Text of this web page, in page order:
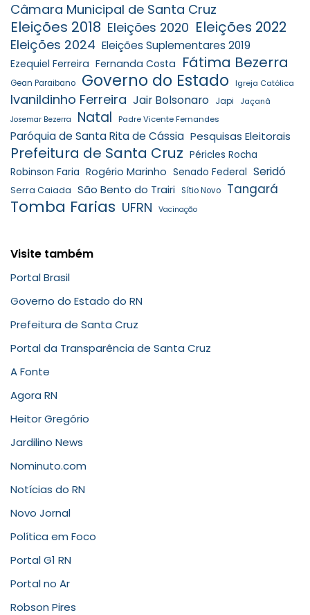
Câmara Municipal de Santa Cruz
Eleições 2018 Eleições 2020 Eleições 2022
Eleições 2024 Eleições Suplementares 2019
Ezequiel Ferreira Fernanda Costa Fátima Bezerra
Gean Paraibano Governo do Estado Igreja Católica
Ivanildinho Ferreira Jair Bolsonaro Japi Jaçanã
Josemar Bezerra Natal Padre Vicente Fernandes
Paróquia de Santa Rita de Cássia Pesquisas Eleitorais
Prefeitura de Santa Cruz Péricles Rocha
Robinson Faria Rogério Marinho Senado Federal Seridó
Serra Caiada São Bento do Trairi Sítio Novo Tangará
Tomba Farias UFRN Vacinação
Visite também
Portal Brasil
Governo do Estado do RN
Prefeitura de Santa Cruz
Portal da Transparência de Santa Cruz
A Fonte
Agora RN
Heitor Gregório
Jardilino News
Nominuto.com
Notícias do RN
Novo Jornal
Política em Foco
Portal G1 RN
Portal no Ar
Robson Pires